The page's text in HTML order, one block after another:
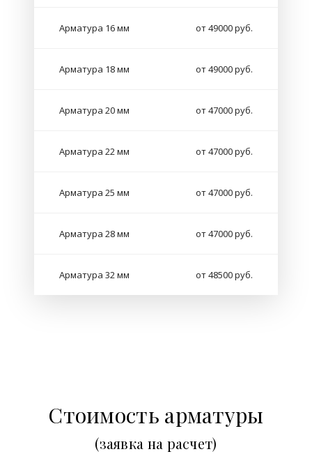
Арматура 16 мм от 49000 руб.
Арматура 18 мм от 49000 руб.
Арматура 20 мм от 47000 руб.
Арматура 22 мм от 47000 руб.
Арматура 25 мм от 47000 руб.
Арматура 28 мм от 47000 руб.
Арматура 32 мм от 48500 руб.
Стоимость арматуры
(заявка на расчет)